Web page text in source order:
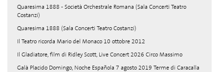
Quaresima 1888 - Società Orchestrale Romana (Sala Concerti Teatro
Costanzi)
Quaresima 1888 (Sala Concerti Teatro Costanzi)
Il Teatro ricorda Mario del Monaco 10 ottobre 2012
Il Gladiatore, film di Ridley Scott, Live Concert 2026 Circo Massimo
Galà Placido Domingo, Noche Española 7 agosto 2019 Terme di Caracalla